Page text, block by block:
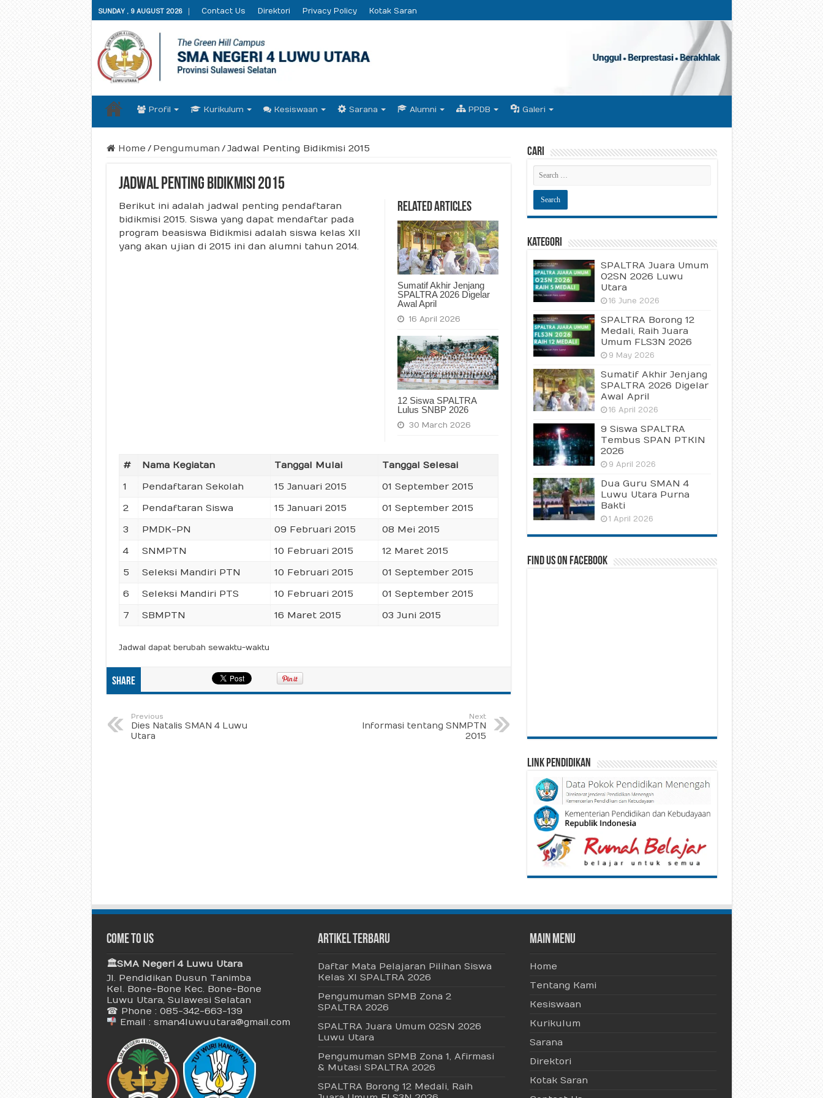
SUNDAY , 9 AUGUST 2026 Contact Us Direktori Privacy Policy Kotak Saran
Profil Kurikulum Kesiswaan Sarana Alumni PPDB Galeri
Home / Pengumuman /Jadwal Penting Bidikmisi 2015
Jadwal Penting Bidikmisi 2015
Related Articles
Sumatif Akhir Jenjang
SPALTRA 2026 Digelar
Awal April
16 April 2026
12 Siswa SPALTRA
Lulus SNBP 2026
30 March 2026
Berikut ini adalah jadwal penting pendaftaran
bidikmisi 2015. Siswa yang dapat mendaftar pada
program beasiswa Bidikmisi adalah siswa kelas XII
yang akan ujian di 2015 ini dan alumni tahun 2014.
# Nama Kegiatan Tanggal Mulai
Tanggal Selesai
1
Pendaftaran Sekolah 15 Januari 2015
01 September 2015
2
Pendaftaran Siswa 15 Januari 2015
01 September 2015
3
PMDK-PN 09 Februari 2015
08 Mei 2015
4
SNMPTN 10 Februari 2015
12 Maret 2015
5
Seleksi Mandiri PTN 10 Februari 2015
01 September 2015
6
Seleksi Mandiri PTS 10 Februari 2015
01 September 2015
7
SBMPTN 16 Maret 2015 03 Juni 2015
Jadwal dapat berubah sewaktu-waktu
Share
Previous
Dies Natalis SMAN 4 Luwu
Utara
Next
Informasi tentang SNMPTN
2015
Cari
Kategori
SPALTRA Juara Umum
O2SN 2026 Luwu
Utara
16 June 2026
SPALTRA Borong 12
Medali, Raih Juara
Umum FLS3N 2026
9 May 2026
Sumatif Akhir Jenjang
SPALTRA 2026 Digelar
Awal April
16 April 2026
9 Siswa SPALTRA
Tembus SPAN PTKIN
2026
9 April 2026
Dua Guru SMAN 4
Luwu Utara Purna
Bakti
1 April 2026
Find us on Facebook
Link Pendidikan
Come To Us
🏛 SMA Negeri 4 Luwu Utara
Jl. Pendidikan Dusun Tanimba
Kel. Bone-Bone Kec. Bone-Bone
Luwu Utara, Sulawesi Selatan
☎ Phone : 085-342-663-139
Email : sman4luwuutara@gmail.com
Artikel Terbaru
Daftar Mata Pelajaran Pilihan Siswa
Kelas XI SPALTRA 2026
Pengumuman SPMB Zona 2
SPALTRA 2026
SPALTRA Juara Umum O2SN 2026
Luwu Utara
Pengumuman SPMB Zona 1, Afirmasi
& Mutasi SPALTRA 2026
SPALTRA Borong 12 Medali, Raih
Main Menu
Home
Tentang Kami
Kesiswaan
Kurikulum
Sarana
Direktori
Kotak Saran